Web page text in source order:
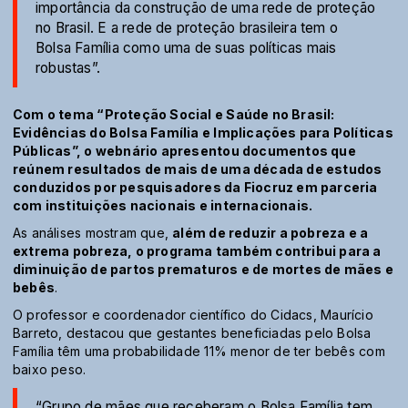
importância da construção de uma rede de proteção
no Brasil. E a rede de proteção brasileira tem o
Bolsa Família como uma de suas políticas mais
robustas”.
Com o tema “Proteção Social e Saúde no Brasil:
Evidências do Bolsa Família e Implicações para Políticas
Públicas”, o webnário apresentou documentos que
reúnem resultados de mais de uma década de estudos
conduzidos por pesquisadores da Fiocruz em parceria
com instituições nacionais e internacionais.
As análises mostram que, além de reduzir a pobreza e a
extrema pobreza, o programa também contribui para a
diminuição de partos prematuros e de mortes de mães e
bebês.
O professor e coordenador científico do Cidacs, Maurício
Barreto, destacou que gestantes beneficiadas pelo Bolsa
Família têm uma probabilidade 11% menor de ter bebês com
baixo peso.